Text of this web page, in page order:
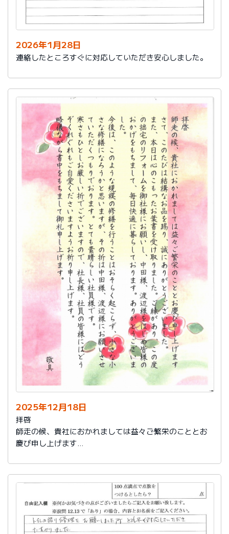
2026年1月28日
連絡したところすぐに対応していただき安心しました。
2025年12月18日
拝啓
師走の候、貴社におかれましては益々ご繁栄のこととお
慶び申し上げます
ざいました。
また、本日は心のこもったお葉書を受け取りました。ご
縁があり、この度の拙宅のリフォームを御社様にお願い
し、中田様、渡辺様をはじめ皆様のおかげをもちまし
て、毎日快適に暮らしております。ありがとうございま
した。